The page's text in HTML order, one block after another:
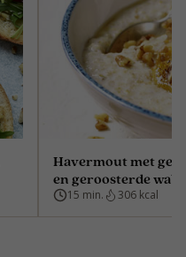
Havermout met
en geroosterde
15 min. 306 kcal